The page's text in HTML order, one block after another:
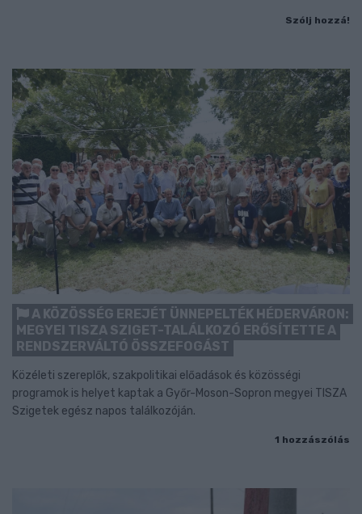
Szólj hozzá!
A KÖZÖSSÉG EREJÉT ÜNNEPELTÉK HÉDERVÁRON:
MEGYEI TISZA SZIGET-TALÁLKOZÓ ERŐSÍTETTE A
RENDSZERVÁLTÓ ÖSSZEFOGÁST
Közéleti szereplők, szakpolitikai előadások és közösségi
programok is helyet kaptak a Győr-Moson-Sopron megyei TISZA
Szigetek egész napos találkozóján.
1 hozzászólás